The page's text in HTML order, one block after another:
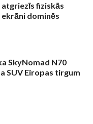
fiziskās
dominēs
SkyNomad N70
SUV Eiropas tirgum